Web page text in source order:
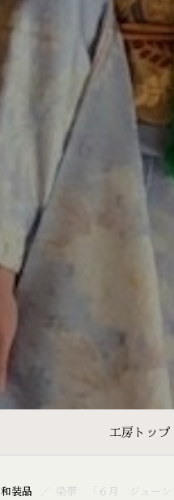
工房トップ
和装品 染帯 「６月 ジューン